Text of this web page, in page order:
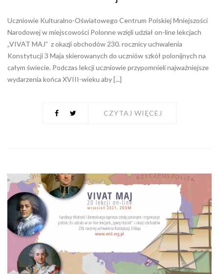
Uczniowie Kulturalno-Oświatowego Centrum Polskiej Mniejszości
Narodowej w miejscowości Polonne wzięli udział on-line lekcjach
„VIVAT MAJ” z okazji obchodów 230. rocznicy uchwalenia
Konstytucji 3 Maja skierowanych do uczniów szkół polonijnych na
całym świecie. Podczas lekcji uczniowie przypomnieli najważniejsze
wydarzenia końca XVIII-wieku aby [...]
CZYTAJ WIĘCEJ